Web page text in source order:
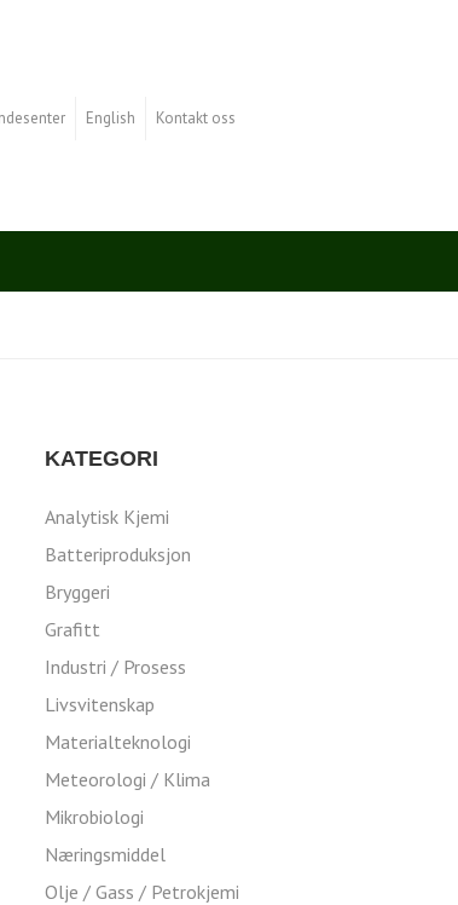
English Kontakt oss
KATEGORI
Analytisk Kjemi
Batteriproduksjon
Bryggeri
Grafitt
Industri / Prosess
Livsvitenskap
Materialteknologi
Meteorologi / Klima
Mikrobiologi
Næringsmiddel
Olje / Gass / Petrokjemi